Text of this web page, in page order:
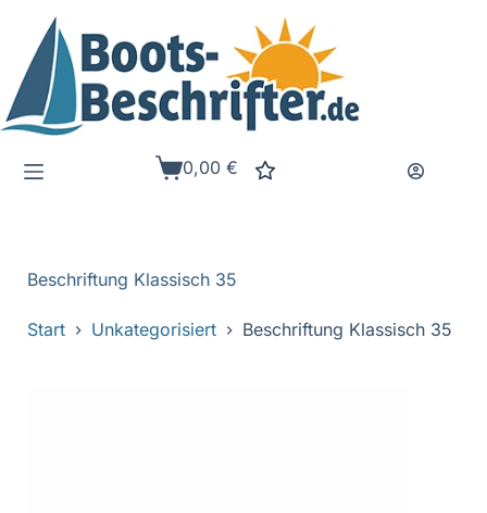
Inhalt
springen
Warenkorb
0,00€
Beschriftung Klassisch 35
Start Unkategorisiert Beschriftung Klassisch 35